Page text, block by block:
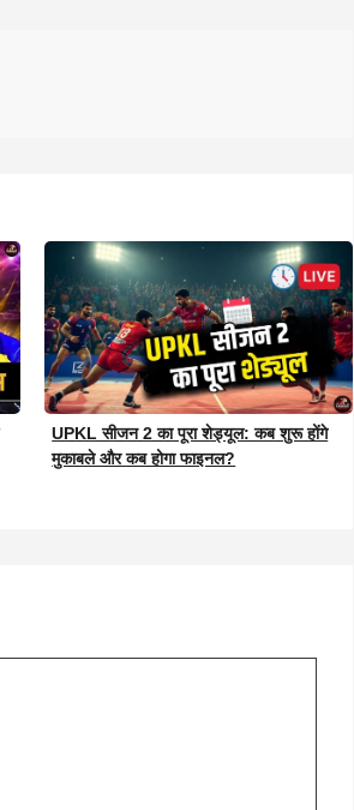
UPKL सीजन 2 का पूरा शेड्यूल: कब शुरू होंगे
मुकाबले और कब होगा फाइनल?